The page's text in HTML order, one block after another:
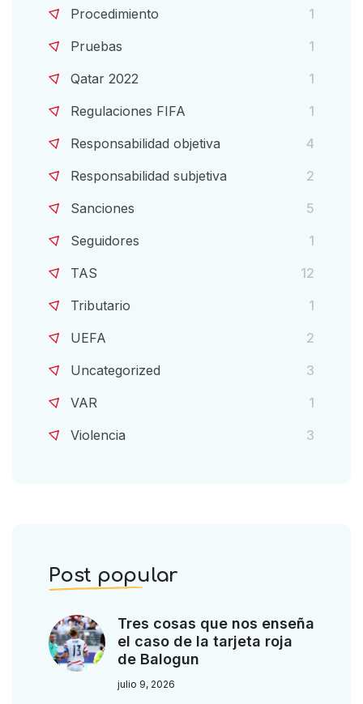
Procedimiento
1
Pruebas
1
Qatar 2022
1
Regulaciones FIFA
1
Responsabilidad objetiva
4
Responsabilidad subjetiva
2
Sanciones
5
Seguidores
1
TAS
12
Tributario
1
UEFA
2
Uncategorized
3
VAR
1
Violencia
3
Post popular
Tres cosas que nos enseña
el caso de la tarjeta roja
de Balogun
julio 9, 2026